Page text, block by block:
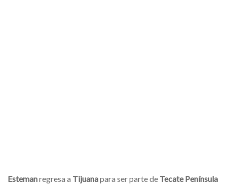
Estemanregresa a Tijuanapara ser parte de Tecate Península